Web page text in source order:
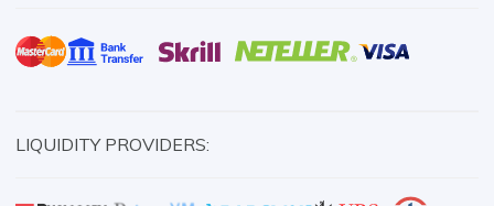
LIQUIDITY PROVIDERS: